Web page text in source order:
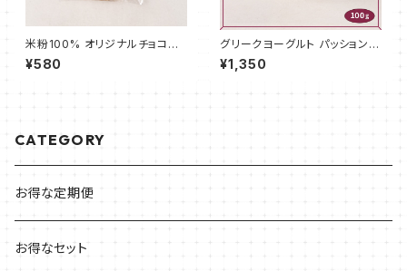
米粉100% オリジナルチョコチ
ャンククッキー 1枚
¥580
グリークヨーグルト パッションフ
ルーツ 100g
¥1,350
CATEGORY
お得な定期便
お得なセット